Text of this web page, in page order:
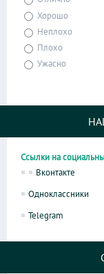
Хорошо
Неплохо
Плохо
Ужасно
Ссылки на
Вконтакте
Одноклассники
Telegram